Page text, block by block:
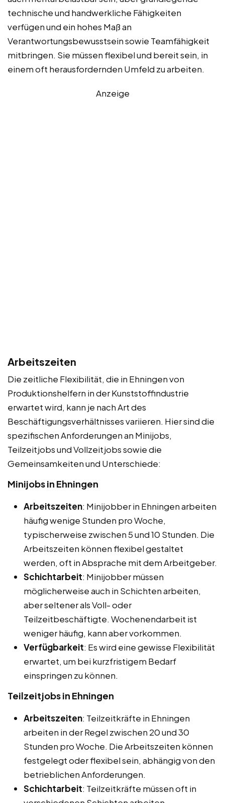
technische und handwerkliche Fähigkeiten
verfügen und ein hohes Maß an
Verantwortungsbewusstsein sowie Teamfähigkeit
mitbringen. Sie müssen flexibel und bereit sein, in
einem oft herausfordernden Umfeld zu arbeiten.
Anzeige
Arbeitszeiten
Die zeitliche Flexibilität, die in Ehningen von
Produktionshelfern in der Kunststoffindustrie
erwartet wird, kann je nach Art des
Beschäftigungsverhältnisses variieren. Hier sind die
spezifischen Anforderungen an Minijobs,
Teilzeitjobs und Vollzeitjobs sowie die
Gemeinsamkeiten und Unterschiede:
Minijobs in Ehningen
Arbeitszeiten: Minijobber in Ehningen arbeiten
häufig wenige Stunden pro Woche,
typischerweise zwischen 5 und 10 Stunden. Die
Arbeitszeiten können flexibel gestaltet
werden, oft in Absprache mit dem Arbeitgeber.
Schichtarbeit: Minijobber müssen
möglicherweise auch in Schichten arbeiten,
aber seltener als Voll- oder
Teilzeitbeschäftigte. Wochenendarbeit ist
weniger häufig, kann aber vorkommen.
Verfügbarkeit: Es wird eine gewisse Flexibilität
erwartet, um bei kurzfristigem Bedarf
einspringen zu können.
Teilzeitjobs in Ehningen
Arbeitszeiten: Teilzeitkräfte in Ehningen
arbeiten in der Regel zwischen 20 und 30
Stunden pro Woche. Die Arbeitszeiten können
festgelegt oder flexibel sein, abhängig von den
betrieblichen Anforderungen.
Schichtarbeit: Teilzeitkräfte müssen oft in